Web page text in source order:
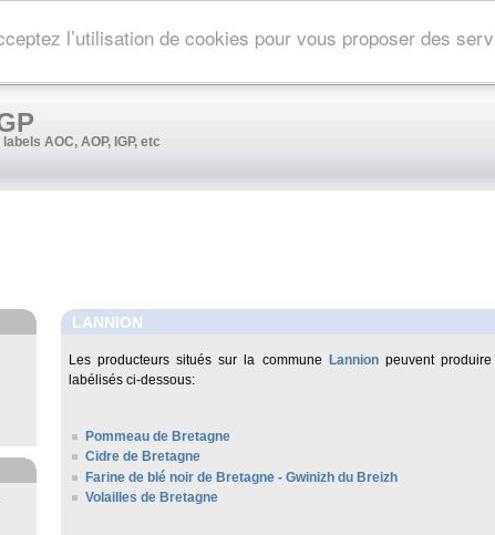
l’utilisation de cookies pour vous proposer des
AOC, AOP, IGP, etc
LANNION
Les producteurs situés sur la commune Lannionpeuvent produire
labélisés ci-dessous:
Pommeau de Bretagne
Cidre de Bretagne
Farine de blé noir de Bretagne - Gwinizh du Breizh
Volailles de Bretagne